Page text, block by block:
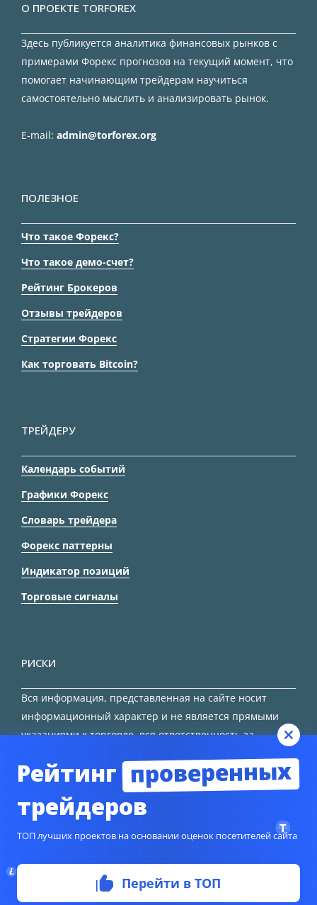
О ПРОЕКТЕ TORFOREX
Здесь публикуется аналитика финансовых рынков с
примерами Форекс прогнозов на текущий момент, что
помогает начинающим трейдерам научиться
самостоятельно мыслить и анализировать рынок.
E-mail: admin@torforex.org
ПОЛЕЗНОЕ
Что такое Форекс?
Что такое демо-счет?
Рейтинг Брокеров
Отзывы трейдеров
Стратегии Форекс
Как торговать Bitcoin?
ТРЕЙДЕРУ
Календарь событий
Графики Форекс
Словарь трейдера
Форекс паттерны
Индикатор позиций
Торговые сигналы
РИСКИ
Вся информация, представленная на сайте носит
информационный характер и не является прямыми
указаниями к торговле, вся ответственность за
© Copyright 2024TORFOREX.COM
Рейтинг проверенных
трейдеров
ТОП лучших проектов на основании оценок посетителей сайта
Перейти в ТОП